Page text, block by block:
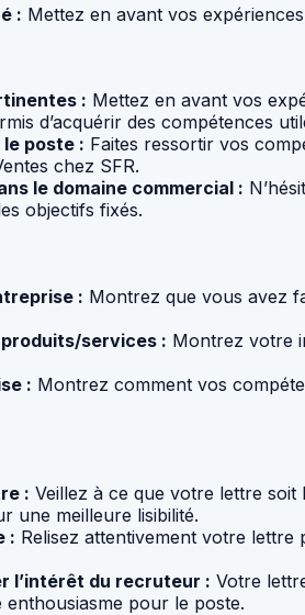
: Mettez en avant vos
: Mettez en avant vos
d’acquérir des compétences
poste : Faites ressortir vos
chez SFR.
le domaine commercial :
objectifs fixés.
: Montrez que vous avez
services : Montrez votre
: Montrez comment vos
: Veillez à ce que votre lettre
une meilleure lisibilité.
: Relisez attentivement votre
l’intérêt du recruteur : Votre
pour le poste.